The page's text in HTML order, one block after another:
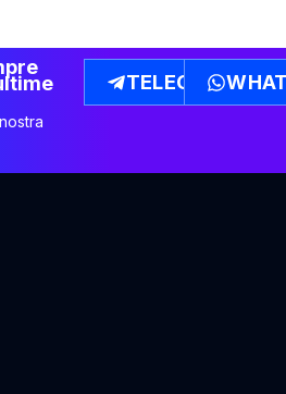
TELEGRAM